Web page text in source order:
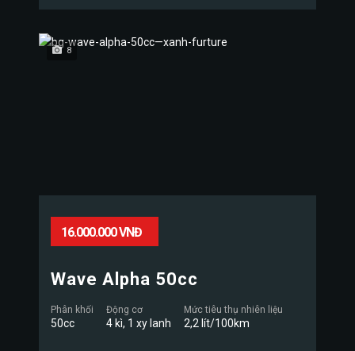
8
16.000.000 VNĐ
Wave Alpha 50cc
Phân khối
50cc
Động cơ
4 kì, 1 xy lanh
Mức tiêu thụ nhiên liệu
2,2 lít/100km